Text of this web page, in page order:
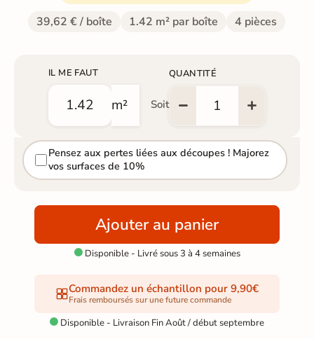
39,62 € / boîte 1.42 m² par boîte 4 pièces
IL ME FAUT
m² Soit
QUANTITÉ
Pensez aux pertes liées aux découpes ! Majorez
vos surfaces de 10%
Ajouter au panier
Disponible - Livré sous 3 à 4 semaines
Commandez un échantillon pour 9,90€
Frais remboursés sur une future commande
 Disponible - Livraison Fin Août / début septembre